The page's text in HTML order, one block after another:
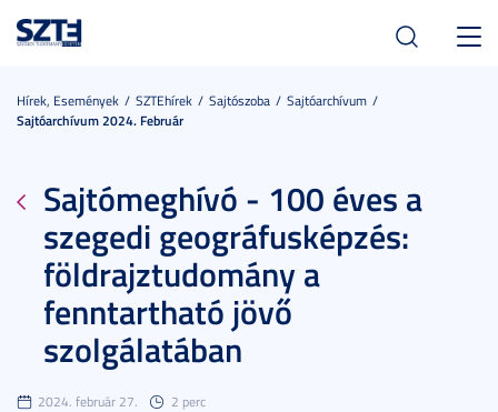
Hírek, Események SZTEhírek Sajtószoba
Sajtóarchívum
Sajtóarchívum 2024. Február
Sajtómeghívó - 100 éves a
szegedi geográfusképzés:
földrajztudomány a
fenntartható jövő
szolgálatában
2024. február 27. 2 perc